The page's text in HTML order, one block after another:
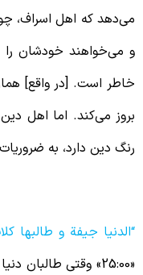
که اهل اسراف، چون
می‌خواهند خودشان را
است. [در واقع] همان
می‌کند. اما اهل دین
دین دارد، به
الدنيا جيفة و طالبها كلاب‏
«25:00» وقتی طالبان